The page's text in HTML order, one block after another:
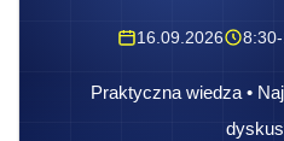
16.09.2026
Praktyczna wiedza •